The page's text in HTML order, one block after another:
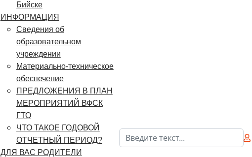
Бийске
ИНФОРМАЦИЯ
Сведения об
образовательном
учреждении
Материально-техническое
обеспечение
ПРЕДЛОЖЕНИЯ В ПЛАН
МЕРОПРИЯТИЙ ВФСК
ГТО
ЧТО ТАКОЕ ГОДОВОЙ
ОТЧЕТНЫЙ ПЕРИОД?
ДЛЯ ВАС РОДИТЕЛИ
Поиск